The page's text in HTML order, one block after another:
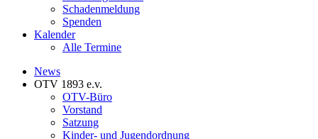
Schadenmeldung
Spenden
Kalender
Alle Termine
News
OTV 1893 e.v.
OTV-Büro
Vorstand
Satzung
Kinder- und Jugendordnung